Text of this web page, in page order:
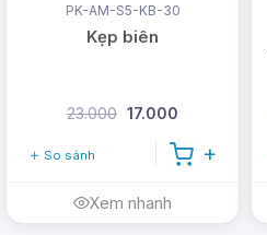
PK-AM-S5-KB-30
Kẹp biên
23.000 17.000
So sánh
Xem nhanh